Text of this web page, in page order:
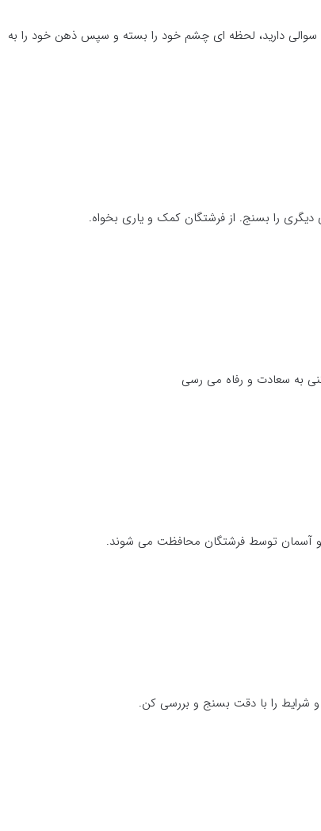
سوالی دارید، لحظه ای چشم خود را بسته و سپس ذهن خود را به
را بسنج. از فرشتگان کمک و یاری بخواه.
به سعادت و رفاه می رسی
و آسمان توسط فرشتگان محافظت می شوند.
شرایط را با دقت بسنج و بررسی کن.